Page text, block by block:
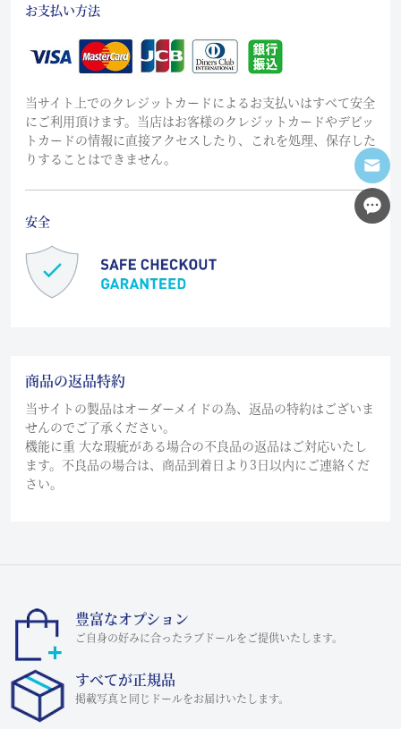
お支払い方法
当サイト上でのクレジットカードによるお支払いはすべて安全
にご利用頂けます。当店はお客様のクレジットカードやデビッ
トカードの情報に直接アクセスしたり、これを処理、保存した
りすることはできません。
安全
商品の返品特約
当サイトの製品はオーダーメイドの為、返品の特約はございま
せんのでご了承ください。
機能に重 大な瑕疵がある場合の不良品の返品はご対応いたし
ます。不良品の場合は、商品到着日より3日以内にご連絡くだ
さい。
豊富なオプション
ご自身の好みに合ったラブドールをご提供いたします。
すべてが正規品
掲載写真と同じドールをお届けいたします。